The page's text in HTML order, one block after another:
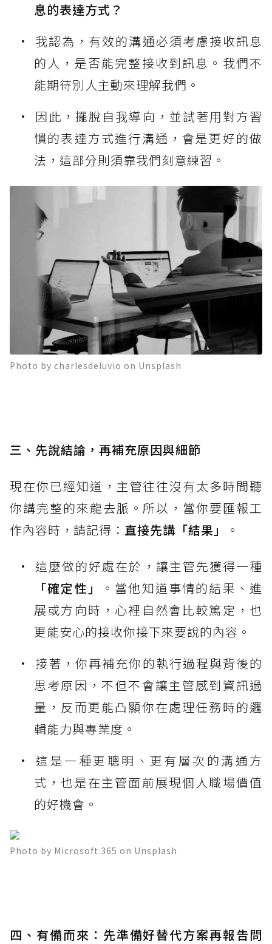
息的表達方式？
我認為，有效的溝通必須考慮接收訊息
的人，是否能完整接收到訊息。我們不
能期待別人主動來理解我們。
因此，擺脫自我導向，並試著用對方習
慣的表達方式進行溝通，會是更好的做
法，這部分則須靠我們刻意練習。
Photo by charlesdeluvio on Unsplash
三、先說結論，再補充原因與細節
現在你已經知道，主管往往沒有太多時間聽
你講完整的來龍去脈。所以，當你要匯報工
作內容時，請記得： 直接先講「結果」 。
這麼做的好處在於，讓主管先獲得一種
「確定性」
。當他知道事情的結果、進
展或方向時，心裡自然會比較篤定，也
更能安心的接收你接下來要說的內容。
接著，你再補充你的執行過程與背後的
思考原因，不但不會讓主管感到資訊過
量，反而更能凸顯你在處理任務時的邏
輯能力與專業度。
這是一種更聰明、更有層次的溝通方
式，也是在主管面前展現個人職場價值
的好機會。
Photo by Microsoft 365 on Unsplash
四、有備而來：先準備好替代方案再報告問